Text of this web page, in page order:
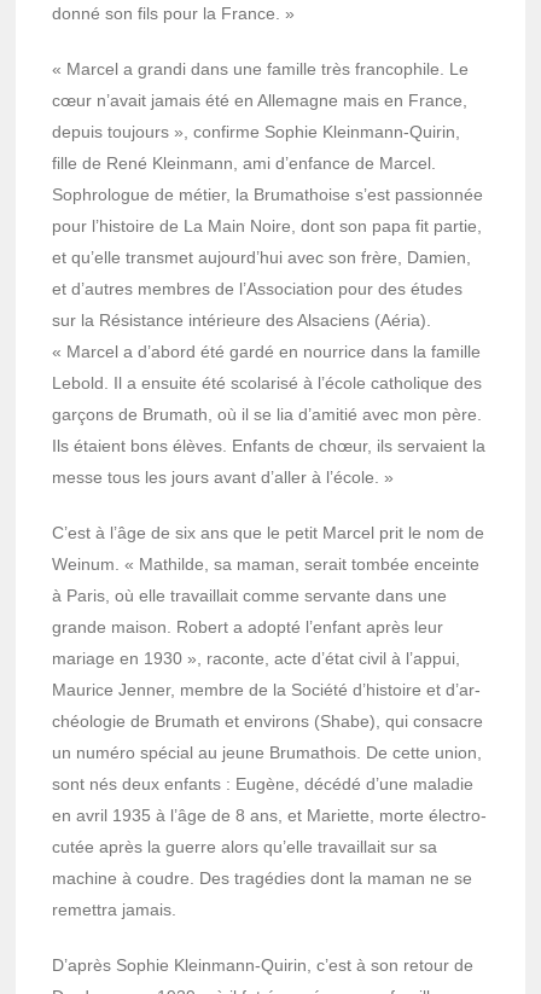
donné son fils pour la France. »
« Marcel a grandi dans une famille très fran­co­phile. Le
cœur n’avait jamais été en Alle­magne mais en France,
depuis toujours », confirme Sophie Klein­mann-Quirin,
fille de René Klein­mann, ami d’en­fance de Marcel.
Sophro­logue de métier, la Bruma­thoise s’est passion­née
pour l’his­toire de La Main Noire, dont son papa fit partie,
et qu’elle trans­met aujourd’­hui avec son frère, Damien,
et d’autres membres de l’As­so­cia­tion pour des études
sur la Résis­tance inté­rieure des Alsa­ciens (Aéria).
« Marcel a d’abord été gardé en nour­rice dans la famille
Lebold. Il a ensuite été scola­risé à l’école catho­lique des
garçons de Brumath, où il se lia d’ami­tié avec mon père.
Ils étaient bons élèves. Enfants de chœur, ils servaient la
messe tous les jours avant d’al­ler à l’école. »
C’est à l’âge de six ans que le petit Marcel prit le nom de
Weinum. « Mathilde, sa maman, serait tombée enceinte
à Paris, où elle travaillait comme servante dans une
grande maison. Robert a adopté l’en­fant après leur
mariage en 1930 », raconte, acte d’état civil à l’ap­pui,
Maurice Jenner, membre de la Société d’his­toire et d’ar­
chéo­lo­gie de Brumath et envi­rons (Shabe), qui consacre
un numéro spécial au jeune Bruma­thois. De cette union,
sont nés deux enfants : Eugène, décédé d’une mala­die
en avril 1935 à l’âge de 8 ans, et Mariette, morte élec­tro­
cu­tée après la guerre alors qu’elle travaillait sur sa
machine à coudre. Des tragé­dies dont la maman ne se
remet­tra jamais.
D’après Sophie Klein­mann-Quirin, c’est à son retour de